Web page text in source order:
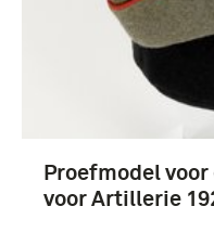
hoofddeksels (64)
Onderofficier (14)
Proefmodel
voor Artillerie